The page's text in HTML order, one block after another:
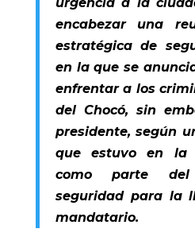
encabezar una
estratégica de
en la que se
enfrentar a los
del Chocó, sin
presidente, según
que estuvo en la
como parte
seguridad para la
mandatario.